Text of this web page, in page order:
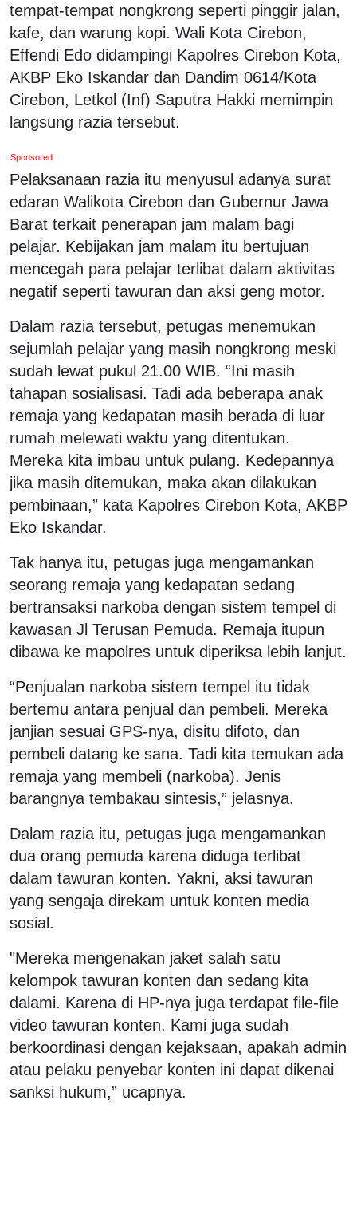
tempat-tempat nongkrong seperti pinggir jalan,
kafe, dan warung kopi. Wali Kota Cirebon,
Effendi Edo didampingi Kapolres Cirebon Kota,
AKBP Eko Iskandar dan Dandim 0614/Kota
Cirebon, Letkol (Inf) Saputra Hakki memimpin
langsung razia tersebut.
Sponsored
Pelaksanaan razia itu menyusul adanya surat
edaran Walikota Cirebon dan Gubernur Jawa
Barat terkait penerapan jam malam bagi
pelajar. Kebijakan jam malam itu bertujuan
mencegah para pelajar terlibat dalam aktivitas
negatif seperti tawuran dan aksi geng motor.
Dalam razia tersebut, petugas menemukan
sejumlah pelajar yang masih nongkrong meski
sudah lewat pukul 21.00 WIB. “Ini masih
tahapan sosialisasi. Tadi ada beberapa anak
remaja yang kedapatan masih berada di luar
rumah melewati waktu yang ditentukan.
Mereka kita imbau untuk pulang. Kedepannya
jika masih ditemukan, maka akan dilakukan
pembinaan,” kata Kapolres Cirebon Kota, AKBP
Eko Iskandar.
Tak hanya itu, petugas juga mengamankan
seorang remaja yang kedapatan sedang
bertransaksi narkoba dengan sistem tempel di
kawasan Jl Terusan Pemuda. Remaja itupun
dibawa ke mapolres untuk diperiksa lebih lanjut.
“Penjualan narkoba sistem tempel itu tidak
bertemu antara penjual dan pembeli. Mereka
janjian sesuai GPS-nya, disitu difoto, dan
pembeli datang ke sana. Tadi kita temukan ada
remaja yang membeli (narkoba). Jenis
barangnya tembakau sintesis,” jelasnya.
Dalam razia itu, petugas juga mengamankan
dua orang pemuda karena diduga terlibat
dalam tawuran konten. Yakni, aksi tawuran
yang sengaja direkam untuk konten media
sosial.
"Mereka mengenakan jaket salah satu
kelompok tawuran konten dan sedang kita
dalami. Karena di HP-nya juga terdapat file-file
video tawuran konten. Kami juga sudah
berkoordinasi dengan kejaksaan, apakah admin
atau pelaku penyebar konten ini dapat dikenai
sanksi hukum,” ucapnya.